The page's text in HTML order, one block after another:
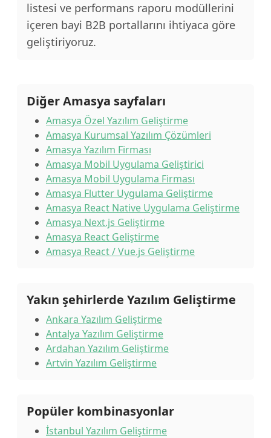
listesi ve performans raporu modüllerini
içeren bayi B2B portallarını ihtiyaca göre
geliştiriyoruz.
Diğer Amasya sayfaları
Amasya Özel Yazılım Geliştirme
Amasya Kurumsal Yazılım Çözümleri
Amasya Yazılım Firması
Amasya Mobil Uygulama Geliştirici
Amasya Mobil Uygulama Firması
Amasya Flutter Uygulama Geliştirme
Amasya React Native Uygulama Geliştirme
Amasya Next.js Geliştirme
Amasya React Geliştirme
Amasya React / Vue.js Geliştirme
Yakın şehirlerde Yazılım Geliştirme
Ankara Yazılım Geliştirme
Antalya Yazılım Geliştirme
Ardahan Yazılım Geliştirme
Artvin Yazılım Geliştirme
Popüler kombinasyonlar
İstanbul Yazılım Geliştirme